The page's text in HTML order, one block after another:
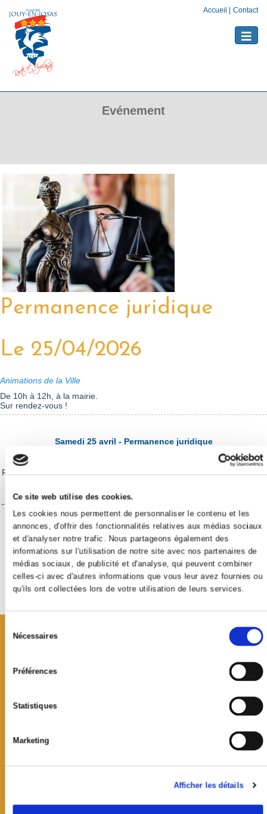
Ce site web utilise des cookies.
Les cookies nous permettent de personnaliser le contenu et les
annonces, d'offrir des fonctionnalités relatives aux médias sociaux
et d'analyser notre trafic. Nous partageons également des
informations sur l'utilisation de notre site avec nos partenaires de
médias sociaux, de publicité et d'analyse, qui peuvent combiner
celles-ci avec d'autres informations que vous leur avez fournies ou
qu'ils ont collectées lors de votre utilisation de leurs services.
consentement
Nécessaires
Préférences
Statistiques
Marketing
Afficher les détails
Accueil Contact
Toggle
Evénement
Permanence juridique
Le 25/04/2026
Animations de la Ville
De 10h à 12h, à la mairie.
Sur rendez-vous !
Samedi 25 avril - Permanence juridique
Permanence de conseils juridiques par Maître Stéphanie Caggianese.
-----------------------------------------------------------------------------------------
-
Sur rendez-vous : 06 20 06 48 76 -sc.avocat@gmail.com
Retour à la liste